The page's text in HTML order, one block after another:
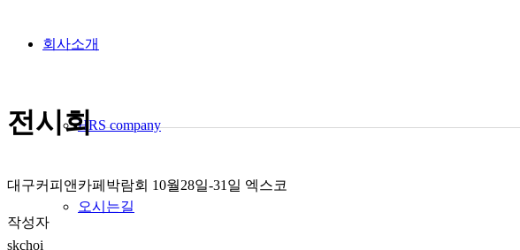
회사소개
HRS company
오시는길
전시회
대구커피앤카페박람회 10월28일-31일 엑스코
작성자
skchoi